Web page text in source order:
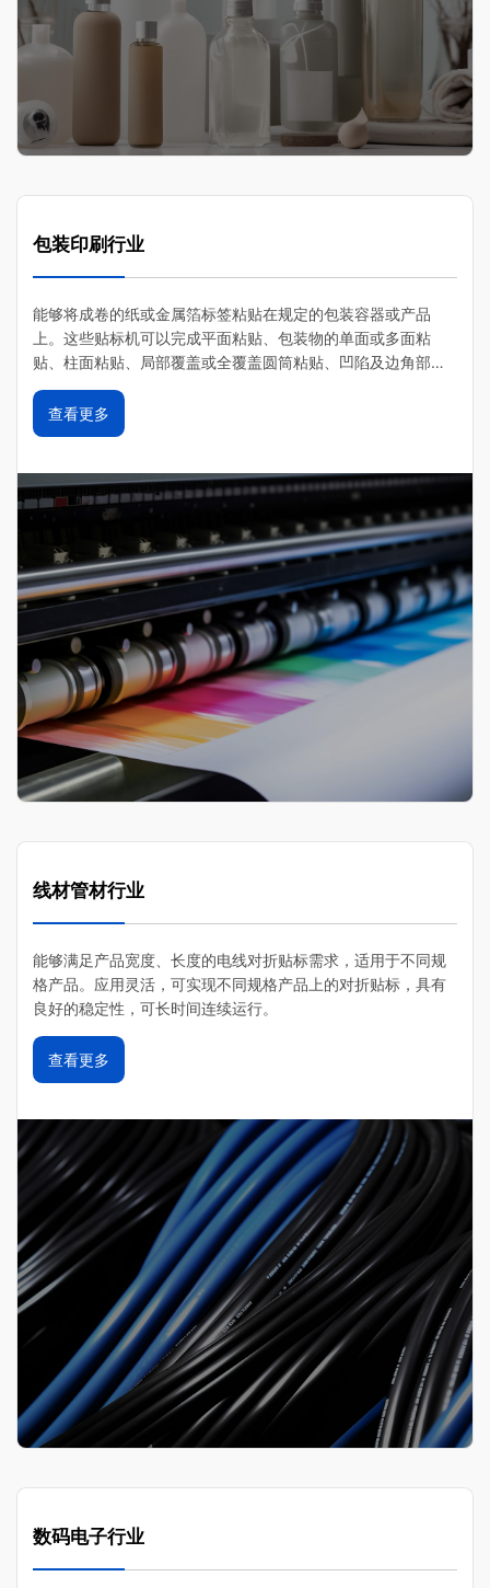
包装印刷行业
能够将成卷的纸或金属箔标签粘贴在规定的包装容器或产品
上。‌这些贴标机可以完成平面粘贴、‌包装物的单面或多面粘
贴、‌柱面粘贴、‌局部覆盖或全覆盖圆筒粘贴、‌凹陷及边角部位
粘贴等各种作业
查看更多
线材管材行业
能够满足产品宽度、‌长度的电线对折贴标需求，‌适用于不同规
格产品。‌应用灵活，‌可实现不同规格产品上的对折贴标，‌具有
良好的稳定性，可长时间连续运行。‌
查看更多
数码电子行业